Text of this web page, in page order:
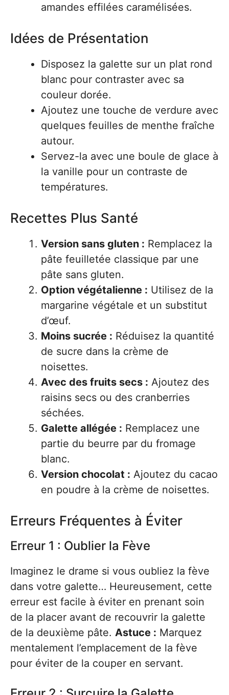
amandes effilées caramélisées.
Idées de Présentation
Disposez la galette sur un plat rond
blanc pour contraster avec sa
couleur dorée.
Ajoutez une touche de verdure avec
quelques feuilles de menthe fraîche
autour.
Servez-la avec une boule de glace à
la vanille pour un contraste de
températures.
Recettes Plus Santé
Version sans gluten : Remplacez la
pâte feuilletée classique par une
pâte sans gluten.
Option végétalienne : Utilisez de la
margarine végétale et un substitut
d’œuf.
Moins sucrée : Réduisez la quantité
de sucre dans la crème de
noisettes.
Avec des fruits secs : Ajoutez des
raisins secs ou des cranberries
séchées.
Galette allégée : Remplacez une
partie du beurre par du fromage
blanc.
Version chocolat : Ajoutez du cacao
en poudre à la crème de noisettes.
Erreurs Fréquentes à Éviter
Erreur 1 : Oublier la Fève
Imaginez le drame si vous oubliez la fève
dans votre galette… Heureusement, cette
erreur est facile à éviter en prenant soin
de la placer avant de recouvrir la galette
de la deuxième pâte. Astuce : Marquez
mentalement l’emplacement de la fève
pour éviter de la couper en servant.